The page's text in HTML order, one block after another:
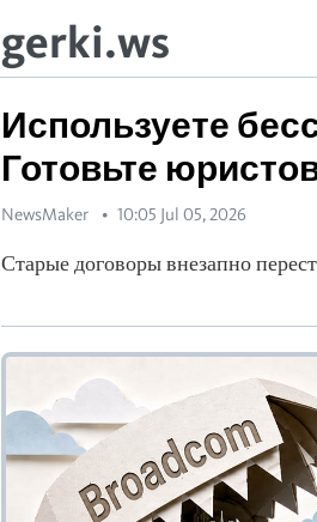
gerki.ws
Используете
Готовьте
NewsMaker 10:05 Jul 05, 2026
Старые договоры внезапно